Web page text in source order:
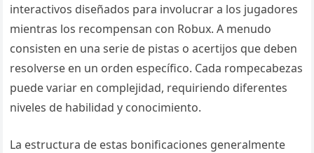
interactivos diseñados para involucrar a los jugadores
mientras los recompensan con Robux. A menudo
consisten en una serie de pistas o acertijos que deben
resolverse en un orden específico. Cada rompecabezas
puede variar en complejidad, requiriendo diferentes
niveles de habilidad y conocimiento.
La estructura de estas bonificaciones generalmente